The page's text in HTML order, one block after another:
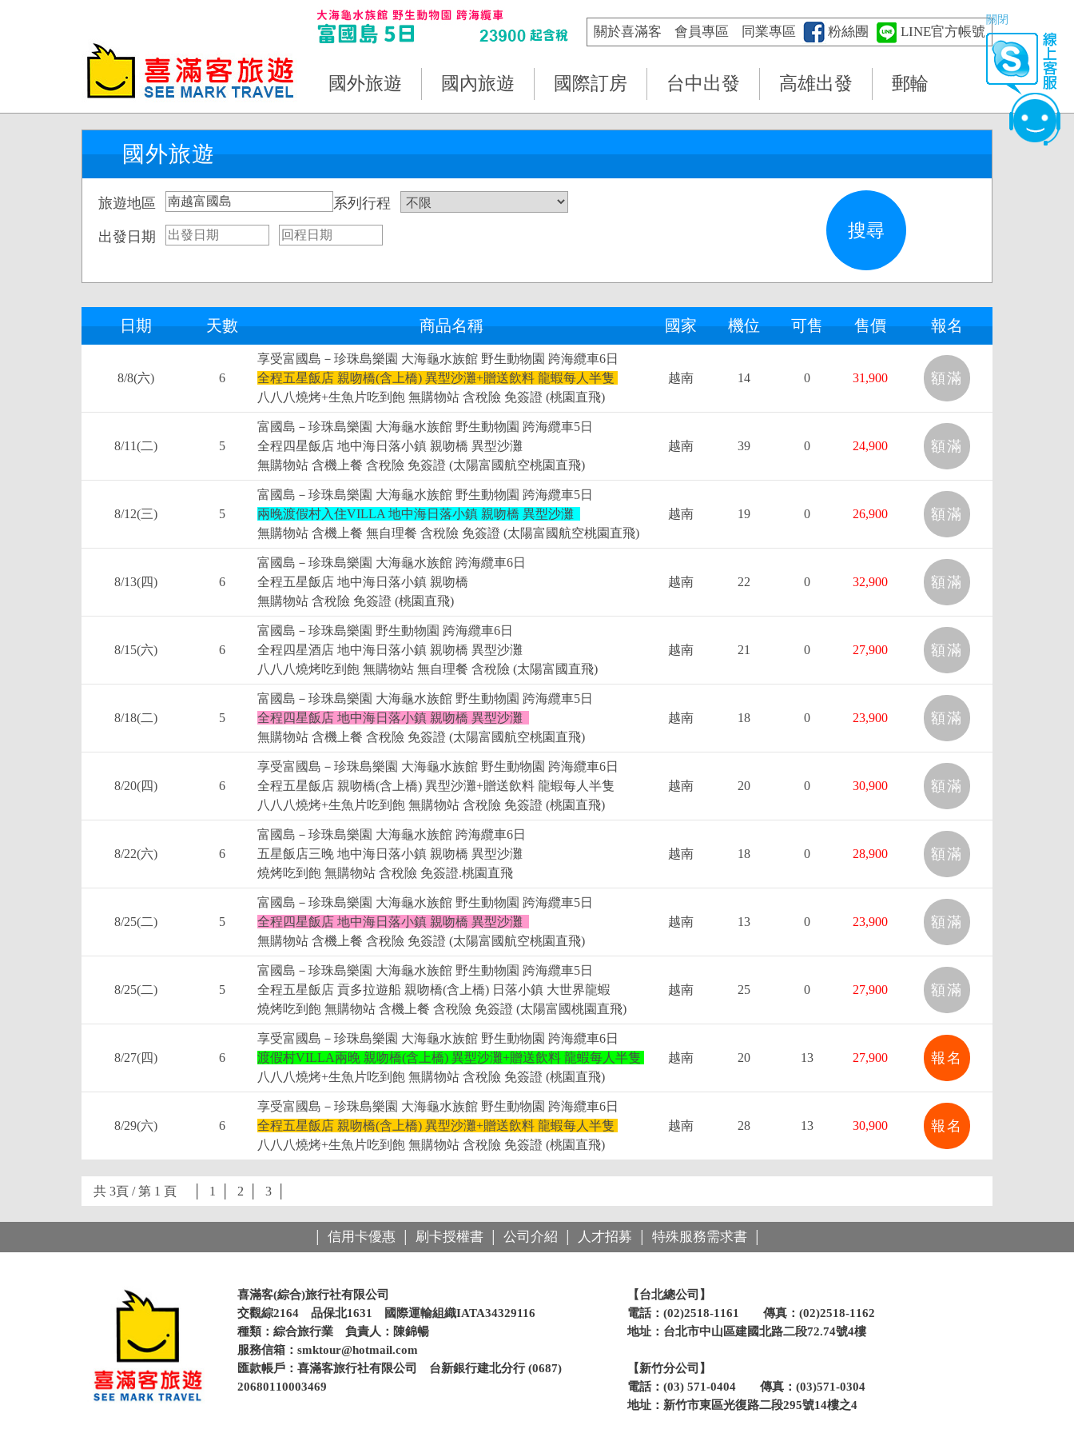
關閉
關於喜滿客 會員專區 同業專區 粉絲團 LINE官方帳號
國外旅遊 國內旅遊 國際訂房 台中出發 高雄出發 郵輪
國外旅遊
旅遊地區 系列行程
出發日期
日期 天數 商品名稱 國家 機位 可售 售價 報名
8/8(六) 6
享受富國島－珍珠島樂園 大海龜水族館 野生動物園 跨海纜車6日
全程五星飯店 親吻橋(含上橋) 異型沙灘+贈送飲料 龍蝦每人半隻
八八八燒烤+生魚片吃到飽 無購物站 含稅險 免簽證 (桃園直飛)
越南 14 0 31,900 額滿
8/11(二) 5
富國島－珍珠島樂園 大海龜水族館 野生動物園 跨海纜車5日
全程四星飯店 地中海日落小鎮 親吻橋 異型沙灘
無購物站 含機上餐 含稅險 免簽證 (太陽富國航空桃園直飛)
越南 39 0 24,900 額滿
8/12(三) 5
富國島－珍珠島樂園 大海龜水族館 野生動物園 跨海纜車5日
兩晚渡假村入住VILLA 地中海日落小鎮 親吻橋 異型沙灘
無購物站 含機上餐 無自理餐 含稅險 免簽證 (太陽富國航空桃園直飛)
越南 19 0 26,900 額滿
8/13(四) 6
富國島－珍珠島樂園 大海龜水族館 跨海纜車6日
全程五星飯店 地中海日落小鎮 親吻橋
無購物站 含稅險 免簽證 (桃園直飛)
越南 22 0 32,900 額滿
8/15(六) 6
富國島－珍珠島樂園 野生動物園 跨海纜車6日
全程四星酒店 地中海日落小鎮 親吻橋 異型沙灘
八八八燒烤吃到飽 無購物站 無自理餐 含稅險 (太陽富國直飛)
越南 21 0 27,900 額滿
8/18(二) 5
富國島－珍珠島樂園 大海龜水族館 野生動物園 跨海纜車5日
全程四星飯店 地中海日落小鎮 親吻橋 異型沙灘
無購物站 含機上餐 含稅險 免簽證 (太陽富國航空桃園直飛)
越南 18 0 23,900 額滿
8/20(四) 6
享受富國島－珍珠島樂園 大海龜水族館 野生動物園 跨海纜車6日
全程五星飯店 親吻橋(含上橋) 異型沙灘+贈送飲料 龍蝦每人半隻
八八八燒烤+生魚片吃到飽 無購物站 含稅險 免簽證 (桃園直飛)
越南 20 0 30,900 額滿
8/22(六) 6
富國島－珍珠島樂園 大海龜水族館 跨海纜車6日
五星飯店三晚 地中海日落小鎮 親吻橋 異型沙灘
燒烤吃到飽 無購物站 含稅險 免簽證.桃園直飛
越南 18 0 28,900 額滿
8/25(二) 5
富國島－珍珠島樂園 大海龜水族館 野生動物園 跨海纜車5日
全程四星飯店 地中海日落小鎮 親吻橋 異型沙灘
無購物站 含機上餐 含稅險 免簽證 (太陽富國航空桃園直飛)
越南 13 0 23,900 額滿
8/25(二) 5
富國島－珍珠島樂園 大海龜水族館 野生動物園 跨海纜車5日
全程五星飯店 貢多拉遊船 親吻橋(含上橋) 日落小鎮 大世界龍蝦
燒烤吃到飽 無購物站 含機上餐 含稅險 免簽證 (太陽富國桃園直飛)
越南 25 0 27,900 額滿
8/27(四) 6
享受富國島－珍珠島樂園 大海龜水族館 野生動物園 跨海纜車6日
渡假村VILLA兩晚 親吻橋(含上橋) 異型沙灘+贈送飲料 龍蝦每人半隻
八八八燒烤+生魚片吃到飽 無購物站 含稅險 免簽證 (桃園直飛)
越南 20 13 27,900 報名
8/29(六) 6
享受富國島－珍珠島樂園 大海龜水族館 野生動物園 跨海纜車6日
全程五星飯店 親吻橋(含上橋) 異型沙灘+贈送飲料 龍蝦每人半隻
八八八燒烤+生魚片吃到飽 無購物站 含稅險 免簽證 (桃園直飛)
越南 28 13 30,900 報名
共 3頁 / 第 1 頁 │ 1 2 3
信用卡優惠 刷卡授權書 公司介紹 人才招募 特殊服務需求書
喜滿客(綜合)旅行社有限公司
交觀綜2164 品保北1631 國際運輸組織IATA34329116
種類：綜合旅行業 負責人：陳錦暢
服務信箱： smktour@hotmail.com
匯款帳戶：喜滿客旅行社有限公司 台新銀行建北分行 (0687)
20680110003469
【台北總公司】
電話：(02)2518-1161 傳真：(02)2518-1162
地址：台北市中山區建國北路二段72.74號4樓
【新竹分公司】
電話：(03) 571-0404 傳真：(03)571-0304
地址：新竹市東區光復路二段295號14樓之4